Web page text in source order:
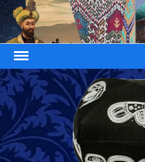
Skip
to
content